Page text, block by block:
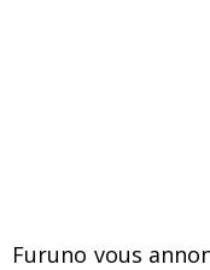
Furuno vous